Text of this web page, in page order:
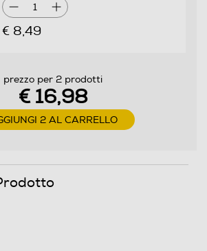
1
€ 8,49
prezzo per 2 prodotti
€ 16,98
2 AL CARRELLO